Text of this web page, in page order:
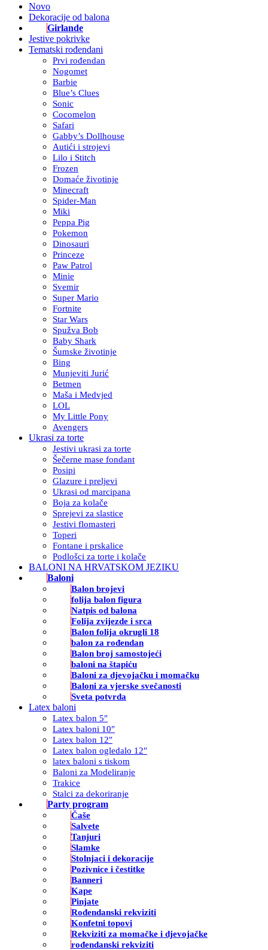
Novo
Dekoracije od balona
Girlande
Jestive pokrivke
Tematski rođendani
Prvi rođendan
Nogomet
Barbie
Blue’s Clues
Sonic
Cocomelon
Safari
Gabby’s Dollhouse
Autići i strojevi
Lilo i Stitch
Frozen
Domaće životinje
Minecraft
Spider-Man
Miki
Peppa Pig
Pokemon
Dinosauri
Princeze
Paw Patrol
Minie
Svemir
Super Mario
Fortnite
Star Wars
Spužva Bob
Baby Shark
Šumske životinje
Bing
Munjeviti Jurić
Betmen
Maša i Medvjed
LOL
My Little Pony
Avengers
Ukrasi za torte
Jestivi ukrasi za torte
Šečerne mase fondant
Posipi
Glazure i preljevi
Ukrasi od marcipana
Boja za kolače
Sprejevi za slastice
Jestivi flomasteri
Toperi
Fontane i prskalice
Podlošci za torte i kolače
BALONI NA HRVATSKOM JEZIKU
Baloni
Balon brojevi
folija balon figura
Natpis od balona
Folija zvijezde i srca
Balon folija okrugli 18
balon za rođendan
Balon broj samostojeći
baloni na štapiću
Baloni za djevojačku i momačku
Baloni za vjerske svečanosti
Sveta potvrda
Latex baloni
Latex balon 5″
Latex baloni 10″
Latex balon 12″
Latex balon ogledalo 12″
latex baloni s tiskom
Baloni za Modeliranje
Trakice
Stalci za dekoriranje
Party program
Čaše
Salvete
Tanjuri
Slamke
Stolnjaci i dekoracije
Pozivnice i čestitke
Banneri
Kape
Pinjate
Rođendanski rekviziti
Konfetni topovi
Rekviziti za momačke i djevojačke
rođendanski rekviziti